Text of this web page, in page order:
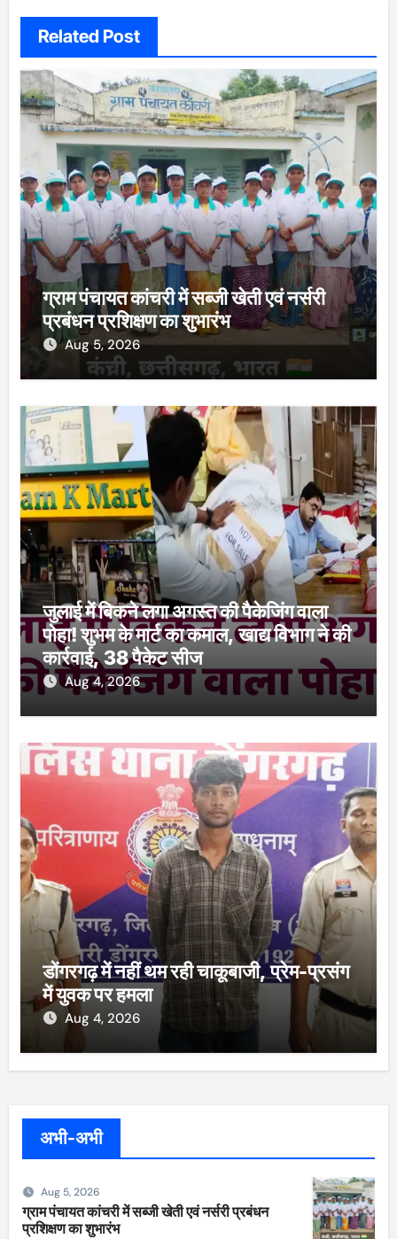
Related Post
ग्राम पंचायत कांचरी में सब्जी खेती एवं नर्सरी
प्रबंधन प्रशिक्षण का शुभारंभ
Aug 5, 2026
जुलाई में बिकने लगा अगस्त की पैकेजिंग वाला
पोहा! शुभम के मार्ट का कमाल, खाद्य विभाग ने की
कार्रवाई, 38 पैकेट सीज
Aug 4, 2026
डोंगरगढ़ में नहीं थम रही चाकूबाजी, प्रेम-प्रसंग
में युवक पर हमला
Aug 4, 2026
अभी-अभी
Aug 5, 2026
ग्राम पंचायत कांचरी में सब्जी खेती एवं नर्सरी प्रबंधन
प्रशिक्षण का शुभारंभ